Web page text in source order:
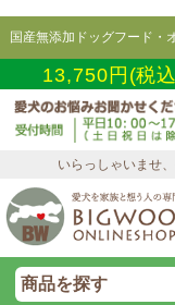
国産無添加ドッグフード・
13,750円(税
いらっしゃいませ